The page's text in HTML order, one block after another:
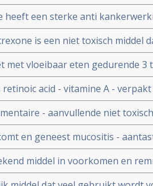
ook aan hart- en vaatziektes en
heeft een sterke anti
kurkuma - curcumine
is een niet toxisch middel
FDA
met vloeibaar eten gedurende
naar vast voedsel en
met diabetes 2
acid - vitamine A -
opvallend groot aantal totale
leukemia, die geen chemo
- aanvullende niet
en geneest mucositis -
stamceltransplantatie, chemo
ook zelf thuis te gebruiken.
middel in voorkomen en
kwaliteiten, zie hier een aantal